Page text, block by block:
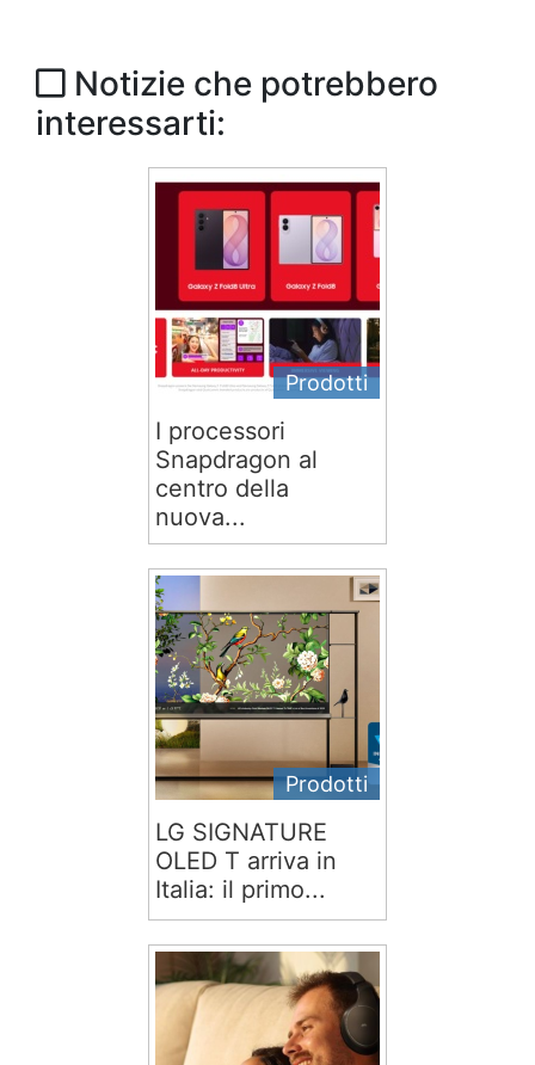
Notizie che potrebbero
interessarti:
Prodotti
I processori
Snapdragon al
centro della
nuova...
Prodotti
LG SIGNATURE
OLED T arriva in
Italia: il primo...